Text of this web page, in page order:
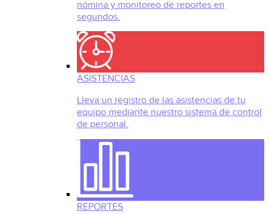
nómina y monitoreo de reportes en
segundos.
ASISTENCIAS
Lleva un registro de las asistencias de tu
equipo mediante nuestro sistema de control
de personal.
REPORTES